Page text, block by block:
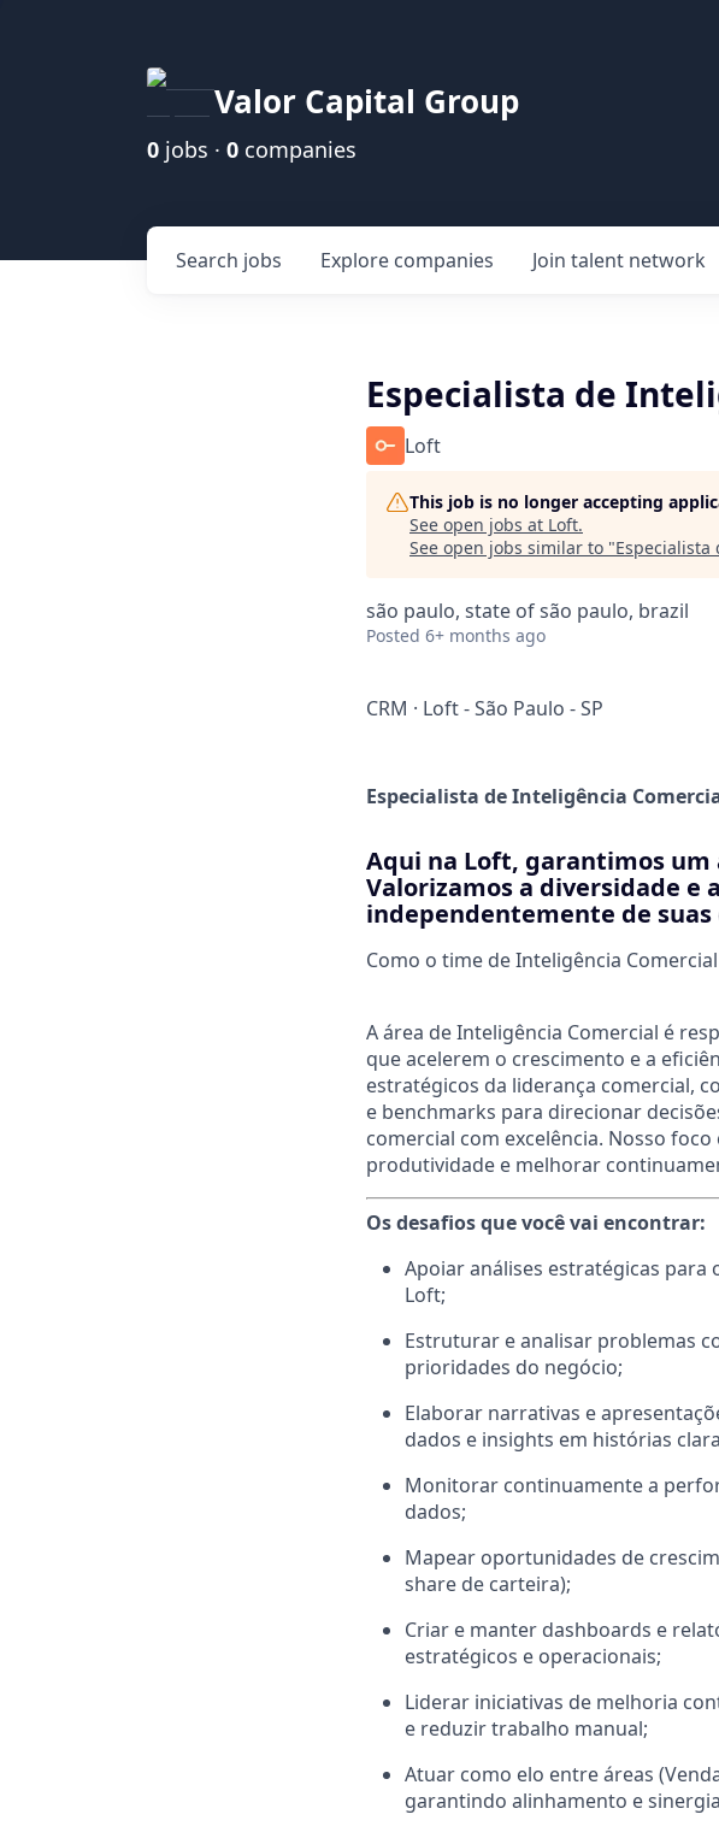
Valor Capital Group
0 jobs · 0 companies
Search jobs Explore companies Join talent network
Especialista de
Loft
This job is no longer accepting
See open jobs at Loft.
See open jobs similar to "Especialista
são paulo, state of são paulo, brazil
Posted 6+ months ago
CRM · Loft - São Paulo - SP
Especialista de Inteligência
Aqui na Loft, garantimos
Valorizamos a diversidade e
independentemente de
Como o time de Inteligência
A área de Inteligência Comercial é
que acelerem o crescimento e a
estratégicos da liderança comercial,
e benchmarks para direcionar
comercial com excelência. Nosso
produtividade e melhorar
Os desafios que você vai encontrar:
Apoiar análises estratégicas para
Loft;
Estruturar e analisar problemas
prioridades do negócio;
Elaborar narrativas e
dados e insights em histórias
Monitorar continuamente a
dados;
Mapear oportunidades de
share de carteira);
Criar e manter dashboards e
estratégicos e operacionais;
Liderar iniciativas de melhoria
e reduzir trabalho manual;
Atuar como elo entre áreas
garantindo alinhamento e